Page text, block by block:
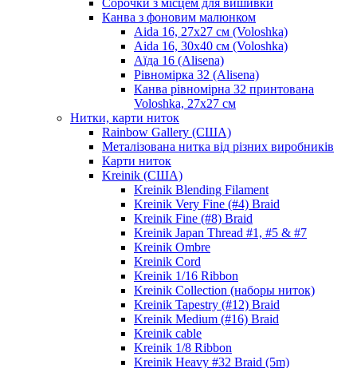
Канва з фоновим малюнком
Aida 16, 27х27 см (Voloshka)
Aida 16, 30х40 см (Voloshka)
Аїда 16 (Alisena)
Рівномірка 32 (Alisena)
Канва рівномірна 32 принтована
Voloshka, 27х27 см
Нитки, карти ниток
Rainbow Gallery (США)
Металізована нитка від різних виробників
Карти ниток
Kreinik (США)
Kreinik Blending Filament
Kreinik Very Fine (#4) Braid
Kreinik Fine (#8) Braid
Kreinik Japan Thread #1, #5 & #7
Kreinik Ombre
Kreinik Cord
Kreinik 1/16 Ribbon
Kreinik Collection (наборы ниток)
Kreinik Tapestry (#12) Braid
Kreinik Medium (#16) Braid
Kreinik cable
Kreinik 1/8 Ribbon
Kreinik Heavy #32 Braid (5m)